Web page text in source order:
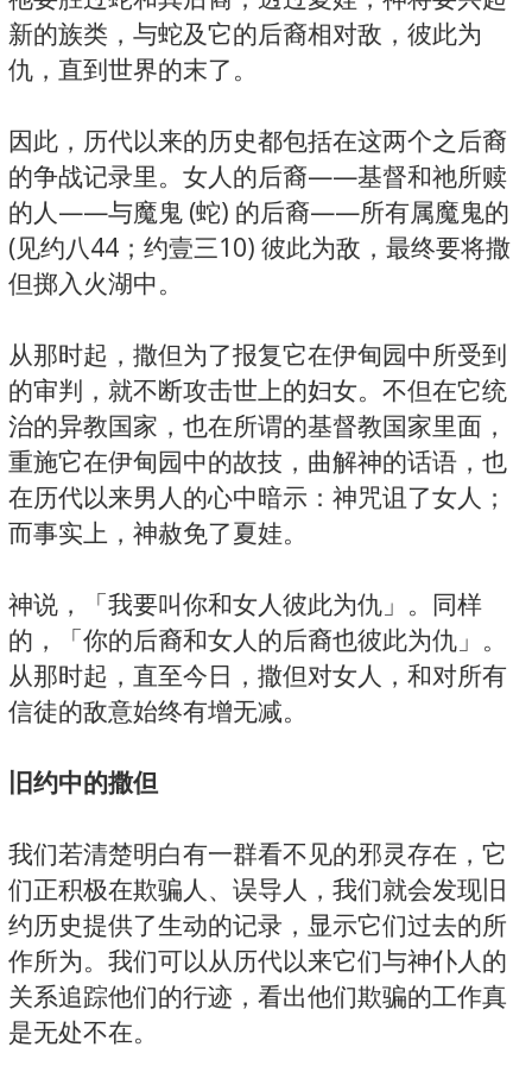
新的族类，与蛇及它的后裔相对敌，彼此为
仇，直到世界的末了。
因此，历代以来的历史都包括在这两个之后裔
的争战记录里。女人的后裔——基督和祂所赎
的人——与魔鬼 (蛇) 的后裔——所有属魔鬼的
(见约八44；约壹三10) 彼此为敌，最终要将撒
但掷入火湖中。
从那时起，撒但为了报复它在伊甸园中所受到
的审判，就不断攻击世上的妇女。不但在它统
治的异教国家，也在所谓的基督教国家里面，
重施它在伊甸园中的故技，曲解神的话语，也
在历代以来男人的心中暗示：神咒诅了女人；
而事实上，神赦免了夏娃。
神说，「我要叫你和女人彼此为仇」。同样
的，「你的后裔和女人的后裔也彼此为仇」。
从那时起，直至今日，撒但对女人，和对所有
信徒的敌意始终有增无减。
旧约中的撒但
我们若清楚明白有一群看不见的邪灵存在，它
们正积极在欺骗人、误导人，我们就会发现旧
约历史提供了生动的记录，显示它们过去的所
作所为。我们可以从历代以来它们与神仆人的
关系追踪他们的行迹，看出他们欺骗的工作真
是无处不在。